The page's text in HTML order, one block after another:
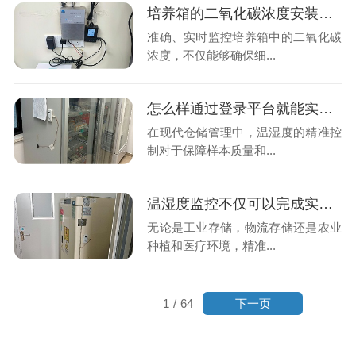
培养箱的二氧化碳浓度安装实时监控的意义是什么呢?26.7.16
准确、实时监控培养箱中的二氧化碳
浓度，不仅能够确保细...
怎么样通过登录平台就能实时查看到库房内的温湿度变化情况吗?26.7.10
在现代仓储管理中，温湿度的精准控
制对于保障样本质量和...
温湿度监控不仅可以完成实时查看数据也能智能预警异常吗?26.7.8
无论是工业存储，物流存储还是农业
种植和医疗环境，精准...
1 / 64 下一页